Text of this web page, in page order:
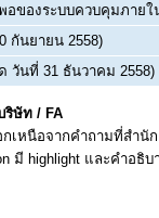
อของระบบควบคุมภายใ
กันยายน 2558)
วันที่ 31 ธันวาคม 2558)
ริษัท / FA
เหนือจากคำถามที่สำ
มี highlight และคำอธิ